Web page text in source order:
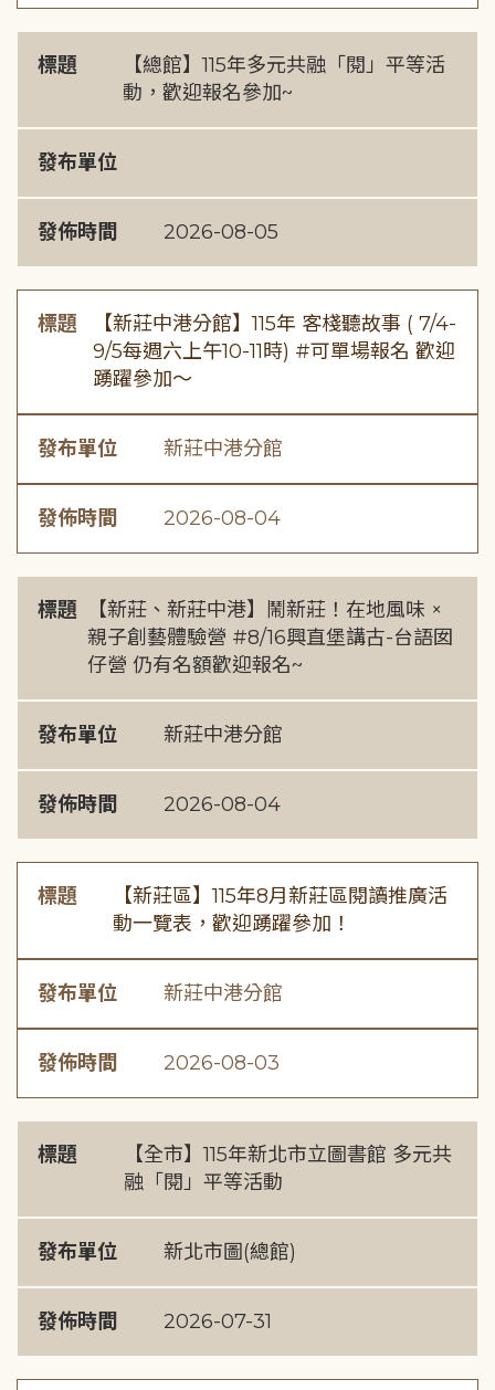
標題
【總館】115年多元共融「閱」平等活
動，歡迎報名參加~
發布單位
發佈時間 2026-08-05
標題
【新莊中港分館】115年 客棧聽故事 ( 7/4-
9/5每週六上午10-11時) #可單場報名 歡迎
踴躍參加～
發布單位 新莊中港分館
發佈時間 2026-08-04
標題
【新莊、新莊中港】鬧新莊！在地風味 ×
親子創藝體驗營 #8/16興直堡講古-台語囡
仔營 仍有名額歡迎報名~
發布單位 新莊中港分館
發佈時間 2026-08-04
標題
【新莊區】115年8月新莊區閱讀推廣活
動一覽表，歡迎踴躍參加！
發布單位 新莊中港分館
發佈時間 2026-08-03
標題
【全市】115年新北市立圖書館 多元共
融「閱」平等活動
發布單位 新北市圖(總館)
發佈時間 2026-07-31